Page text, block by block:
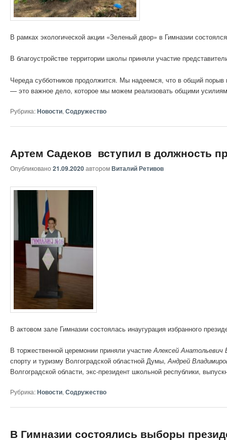
В рамках экологической акции «Зеленый двор» в Гимназии
В благоустройстве территории школы приняли участие
Череда субботников продолжится. Мы надеемся, что в общий
— это важное дело, которое мы можем реализовать общими
Рубрика:Новости, Содружество
Артем Садеков вступил в должность
Опубликовано 21.09.2020авторомВиталий Ретивов
В актовом зале Гимназии состоялась инаугурация избранного
В торжественной церемонии приняли участие Алексей Анатольевич
спорту и туризму Волгоградской областной Думы, Андрей
Волгоградской области, экс-президент школьной республики,
Рубрика:Новости, Содружество
В Гимназии состоялись выборы